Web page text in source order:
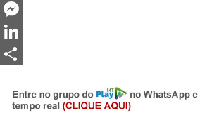
Twitter
Messenger
LinkedIn